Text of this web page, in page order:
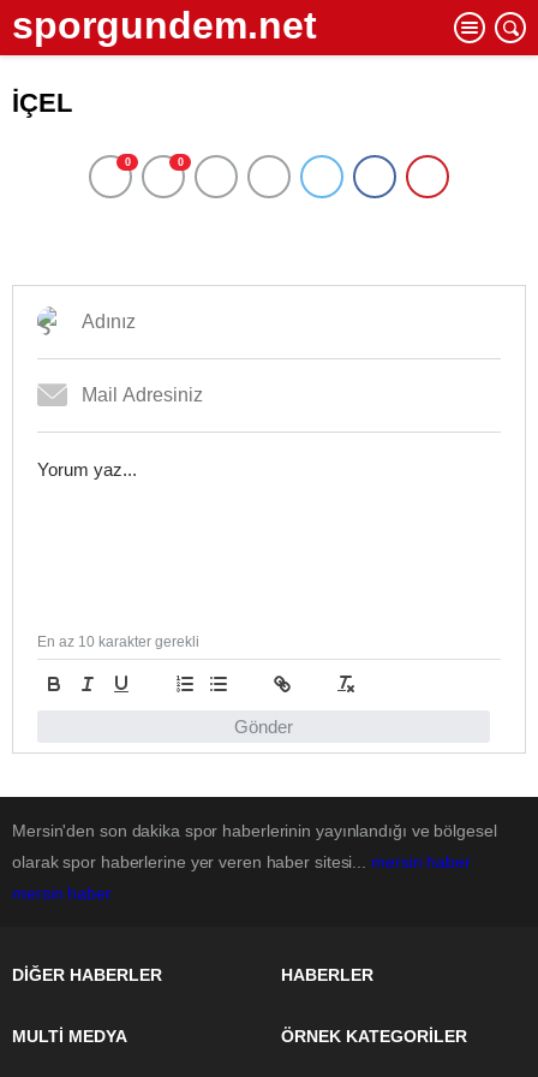
sporgundem.net
İÇEL
0 0
Gönder
En az 10 karakter gerekli
Mersin'den son dakika spor haberlerinin yayınlandığı ve bölgesel
olarak spor haberlerine yer veren haber sitesi... mersin haber
mersin haber
DİĞER HABERLER HABERLER
MULTİ MEDYA ÖRNEK KATEGORİLER